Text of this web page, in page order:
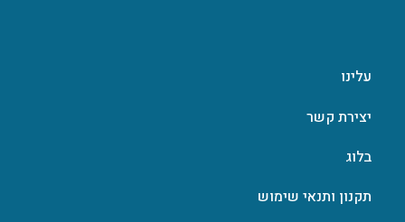
עלינו
יצירת קשר
בלוג
תקנון ותנאי שימוש